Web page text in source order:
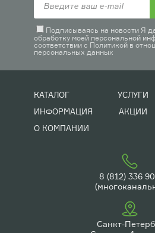
Подписываясь на новости Я
обработку моей персональной
соответствии с Политикой в
персональных данных
КАТАЛОГ УСЛУГИ
ИНФОРМАЦИЯ
АКЦИИ
О КОМПАНИИ
8 (812) 336
Санкт-